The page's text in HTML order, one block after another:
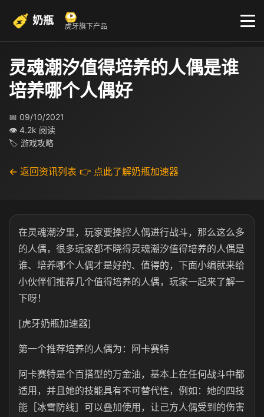
奶瓶 虎牙旗下产品
灵魂潮汐值得培养的人偶是谁
培养哪个人偶好
📅 09/10/2021
👁 4.2k 阅读
🏷 游戏攻略
← 返回资讯列表 👉 点此了解奶瓶加速器
在灵魂潮汐里，玩家要操控人偶进行战斗，那么这么多
的人偶，很多玩家都不晓得灵魂潮汐值得培养的人偶是
谁、培养哪个人偶才是好的、值得的，下面小编就来给
小伙伴们推荐几个值得培养的人偶，玩家一起来了解一
下呀！
[虎牙奶瓶加速器]
第一个推荐培养的人偶为：阿卡赛特
阿卡赛特是个百搭型的万金油，基本上在任何战斗中都
适用，并且她的技能具有不可替代性，例如：她的四技
能［冰雪防线］可以叠加使用，让己方人偶受到的伤害